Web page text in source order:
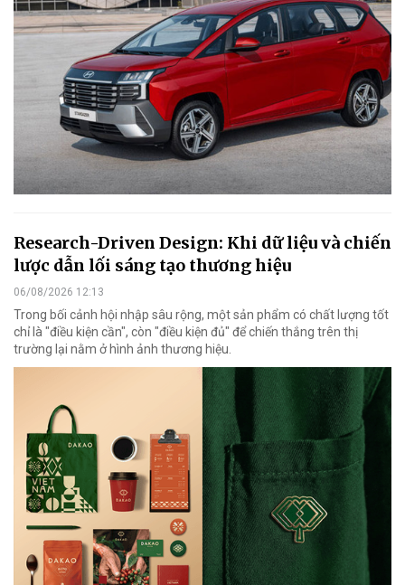
Research-Driven Design: Khi dữ liệu và chiến
lược dẫn lối sáng tạo thương hiệu
06/08/2026 12:13
Trong bối cảnh hội nhập sâu rộng, một sản phẩm có chất lượng tốt
chỉ là "điều kiện cần", còn "điều kiện đủ" để chiến thắng trên thị
trường lại nằm ở hình ảnh thương hiệu.